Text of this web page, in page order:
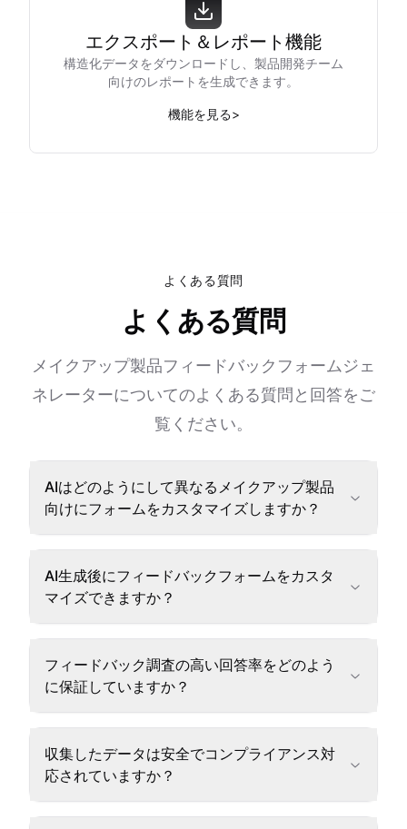
エクスポート＆レポート機能
構造化データをダウンロードし、製品開発チーム
向けのレポートを生成できます。
機能を見る>
よくある質問
よくある質問
メイクアップ製品フィードバックフォームジェ
ネレーターについてのよくある質問と回答をご
覧ください。
AIはどのようにして異なるメイクアップ製品
向けにフォームをカスタマイズしますか？
AI生成後にフィードバックフォームをカスタ
マイズできますか？
フィードバック調査の高い回答率をどのよう
に保証していますか？
収集したデータは安全でコンプライアンス対
応されていますか？